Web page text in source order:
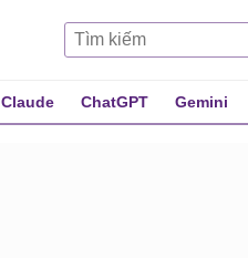
Claude ChatGPT Gemini